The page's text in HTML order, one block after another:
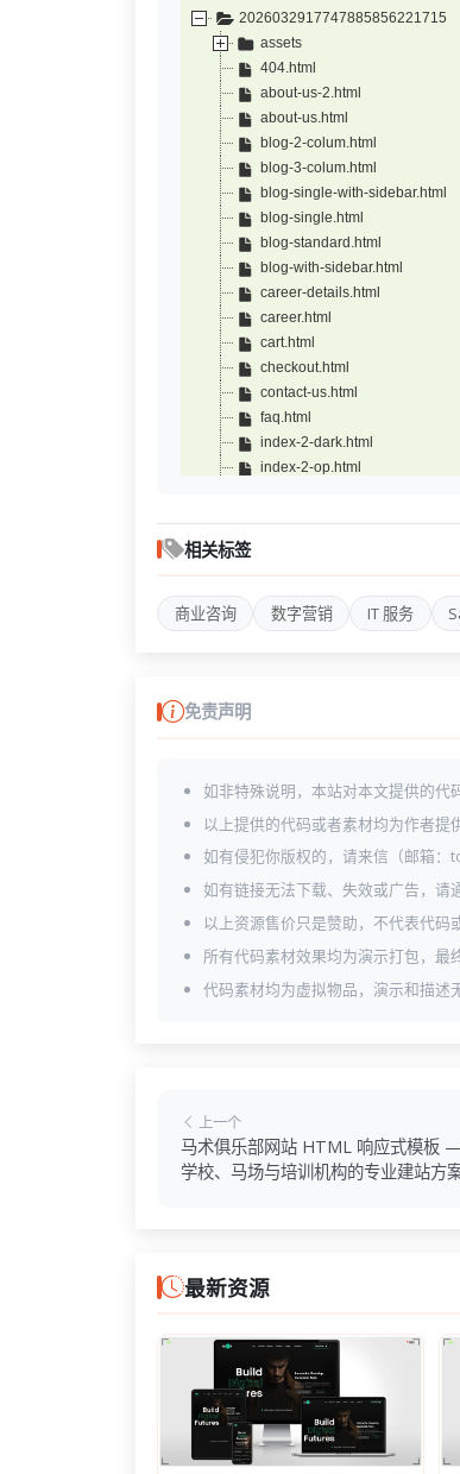
2026032917747885856221715
assets
404.html
about-us-2.html
about-us.html
blog-2-colum.html
blog-3-colum.html
blog-single-with-sidebar.html
blog-single.html
blog-standard.html
blog-with-sidebar.html
career-details.html
career.html
cart.html
checkout.html
contact-us.html
faq.html
index-2-dark.html
index-2-op.html
index-op.html
project-details.html
project.html
services-2.html
services-3.html
services-details.html
shop-single.html
shop.html
相关标签
商业咨询 数字营销 IT 服务
免责声明
如非特殊说明，本站对本文提供的代
以上提供的代码或者素材均为作者提
如有侵犯你版权的，请来信（邮箱：
如有链接无法下载、失效或广告，请
以上资源售价只是赞助，不代表代码
所有代码素材效果均为演示打包，最
代码素材均为虚拟物品，演示和描述
上一个
马术俱乐部网站 HTML 响应式模板
学校、马场与培训机构的专业建站方
最新资源